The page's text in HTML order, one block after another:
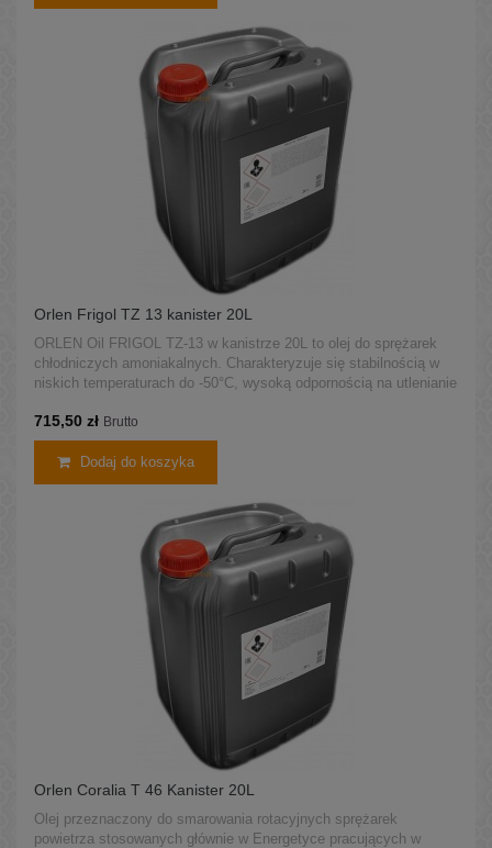
Orlen Frigol TZ 13 kanister 20L
ORLEN Oil FRIGOL TZ-13 w kanistrze 20L to olej do sprężarek
chłodniczych amoniakalnych. Charakteryzuje się stabilnością w
niskich temperaturach do -50°C, wysoką odpornością na utlenianie
715,50 zł Brutto
Dodaj do koszyka
Orlen Coralia T 46 Kanister 20L
Olej przeznaczony do smarowania rotacyjnych sprężarek
powietrza stosowanych głównie w Energetyce pracujących w